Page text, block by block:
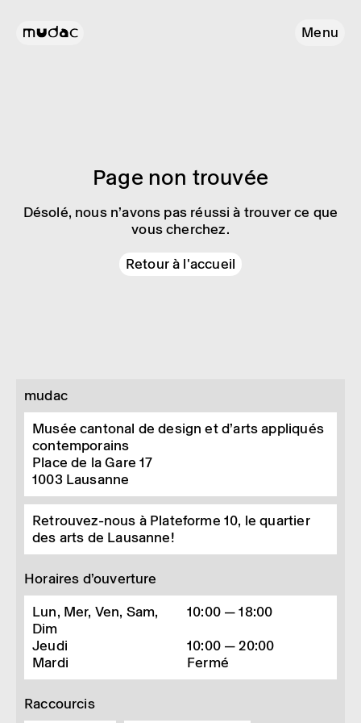
Menu
Page non trouvée
Désolé, nous n’avons pas réussi à trouver ce que
vous cherchez.
Retour à l'accueil
mudac
Musée cantonal de design et d’arts appliqués
contemporains
Place de la Gare 17
1003 Lausanne
Retrouvez-nous à Plateforme 10, le quartier
des arts de Lausanne!
Horaires d’ouverture
Lun, Mer, Ven, Sam,
Dim
10:00 — 18:00
Jeudi
10:00 — 20:00
Mardi
Fermé
Raccourcis